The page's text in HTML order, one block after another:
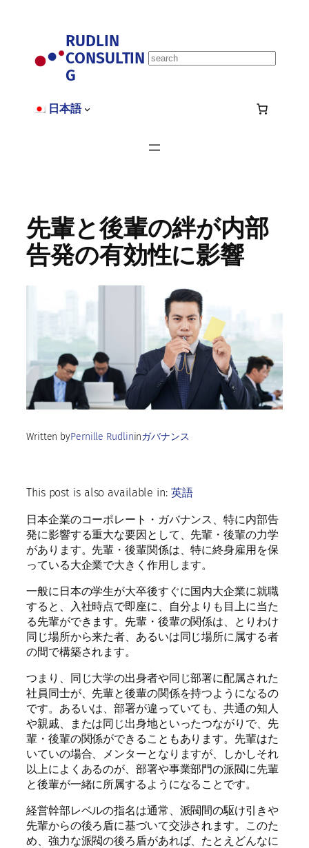
RUDLIN
CONSULTIN
G
S
日本語
先輩と後輩の絆が内部
告発の有効性に影響
Written byPernille Rudlininガバナンス
This post is also available in: 英語
日本企業のコーポレート・ガバナンス、特に内部告
発に影響する重大な要因として、先輩・後輩の力学
があります。先輩・後輩関係は、特に終身雇用を保
っている大企業で大きく作用します。
一般に日本の学生が大卒後すぐに国内大企業に就職
すると、入社時点で即座に、自分よりも目上に当た
る先輩ができます。先輩・後輩の関係は、とりわけ
同じ場所から来た者、あるいは同じ場所に属する者
の間で構築されます。
つまり、同じ大学の出身者や同じ部署に配属された
社員同士が、先輩と後輩の関係を持つようになるの
です。あるいは、部署が違っていても、共通の知人
や親戚、または同じ出身地といったつながりで、先
輩・後輩の関係ができることもあります。先輩はた
いていの場合、メンターとなりますが、しかしそれ
以上によくあるのが、部署や事業部門の派閥に先輩
と後輩が一緒に所属するようになることです。
経営幹部レベルの指名は通常、派閥間の駆け引きや
先輩からの後ろ盾に基づいて交渉されます。このた
め、強力な派閥の後ろ盾があれば、たとえどんなに